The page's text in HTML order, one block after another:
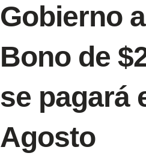
Gobierno
Bono de
se pagará
Agosto